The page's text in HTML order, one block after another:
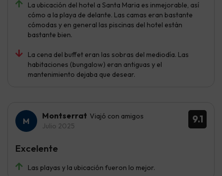
La ubicación del hotel a Santa Maria es inmejorable, así
cómo a la playa de delante. Las camas eran bastante
cómodas y en general las piscinas del hotel están
bastante bien.
La cena del buffet eran las sobras del mediodía. Las
habitaciones (bungalow) eran antiguas y el
mantenimiento dejaba que desear.
9.1
Montserrat Viajó con amigos
Julio 2025
Las playas y la ubicación fueron lo mejor.
Excelente